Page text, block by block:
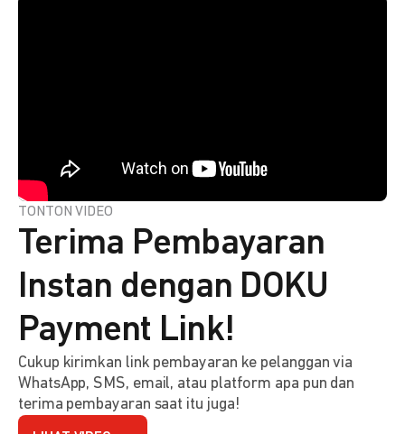
TONTON VIDEO
Terima Pembayaran
Instan dengan DOKU
Payment Link!
Cukup kirimkan link pembayaran ke pelanggan via
WhatsApp, SMS, email, atau platform apa pun dan
terima pembayaran saat itu juga!